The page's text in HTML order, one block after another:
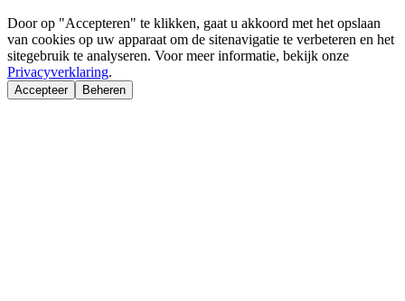
Door op "Accepteren" te klikken, gaat u akkoord met het opslaan
van cookies op uw apparaat om de sitenavigatie te verbeteren en het
sitegebruik te analyseren. Voor meer informatie, bekijk onze
Privacyverklaring.
Accepteer Beheren